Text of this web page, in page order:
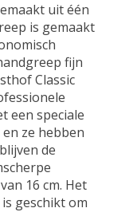
uit één
is gemaakt
fijn
Classic
een speciale
en ze hebben
de
16 cm. Het
geschikt om